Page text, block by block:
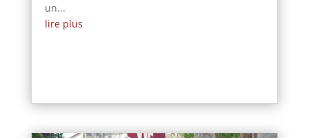
un...
lire plus